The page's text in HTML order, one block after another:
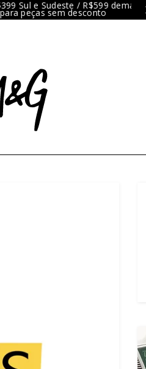
Sul e Sudeste / R$599 demais
peças sem desconto